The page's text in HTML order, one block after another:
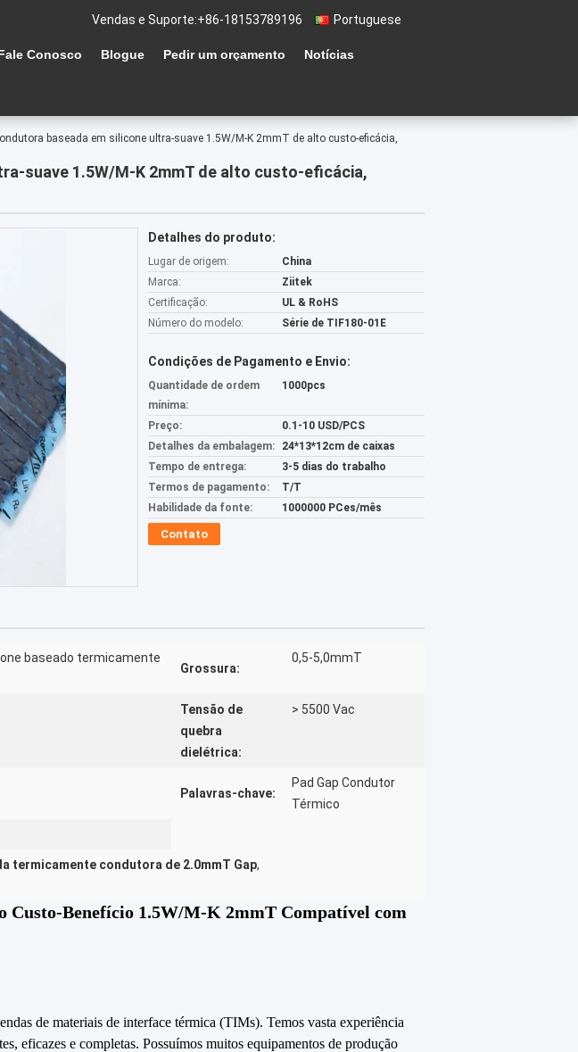
Portuguese
Vendas e Suporte:+86-18153789196
Conosco Blogue Pedir um orçamento Notícias
baseada em silicone ultra-suave 1.5W/M-K 2mmT de alto custo-eficácia,
suave 1.5W/M-K 2mmT de alto custo-eficácia,
Detalhes do produto:
Lugar de origem:
China
Marca:
Ziitek
Certificação:
UL & RoHS
Número do modelo:
Série de TIF180-01E
Condições de Pagamento e Envio:
Quantidade de ordem
mínima:
1000pcs
Preço:
0.1-10 USD/PCS
Detalhes da embalagem:
24*13*12cm de caixas
Tempo de entrega:
3-5 dias do trabalho
Termos de pagamento:
T/T
Habilidade da fonte:
1000000 PCes/mês
Contato
baseado termicamente
Grossura:
0,5-5,0mmT
Tensão de
quebra
dielétrica:
> 5500 Vac
Palavras-chave:
Pad Gap Condutor
Térmico
termicamente condutora de 2.0mmT Gap,
Benefício 1.5W/M-K 2mmT Compatível com
de materiais de interface térmica (TIMs). Temos vasta experiência
eficazes e completas. Possuímos muitos equipamentos de produção